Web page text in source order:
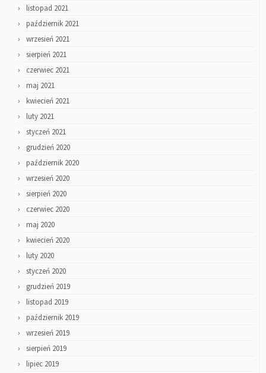
listopad 2021
październik 2021
wrzesień 2021
sierpień 2021
czerwiec 2021
maj 2021
kwiecień 2021
luty 2021
styczeń 2021
grudzień 2020
październik 2020
wrzesień 2020
sierpień 2020
czerwiec 2020
maj 2020
kwiecień 2020
luty 2020
styczeń 2020
grudzień 2019
listopad 2019
październik 2019
wrzesień 2019
sierpień 2019
lipiec 2019